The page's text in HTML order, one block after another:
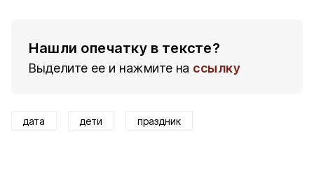
Нашли опечатку в тексте?
Выделите ее и нажмите на ссылку
дата дети праздник